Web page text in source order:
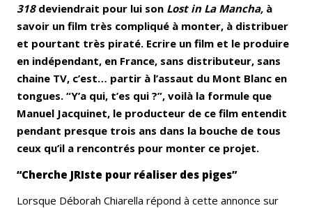
318deviendrait pour lui son Lost in La Mancha, à
savoir un film très compliqué à monter, à distribuer
et pourtant très piraté. Ecrire un film et le produire
en indépendant, en France, sans distributeur, sans
chaine TV, c’est… partir à l’assaut du Mont Blanc en
tongues. “Y’a qui, t’es qui ?”, voilà la formule que
Manuel Jacquinet, le producteur de ce film entendit
pendant presque trois ans dans la bouche de tous
ceux qu’il a rencontrés pour monter ce projet.
“Cherche JRIste pour réaliser des piges”
Lorsque Déborah Chiarella répond à cette annonce sur